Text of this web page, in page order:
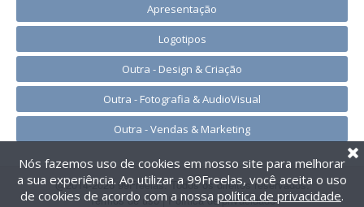
Apresentação
Logotipos
Outra - Design & Criação
Outra - Fotografia & AudioVisual
Outra - Vendas & Marketing
@2014-2026 99Freelas. Todos os direitos reservados.
Termos de uso| Política de privacidade
Nós fazemos uso de cookies em nosso site para melhorar
a sua experiência. Ao utilizar a 99Freelas, você aceita o uso
de cookies de acordo com a nossa política de privacidade.